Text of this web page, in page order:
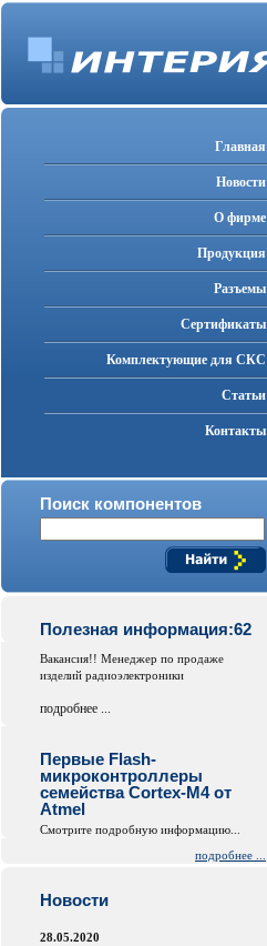
Главная
Новости
О фирме
Продукция
Разъемы
Cертификаты
Комплектующие для СКС
Статьи
Контакты
Поиск компонентов
Полезная информация:62
Вакансия!! Менеджер по продаже
изделий радиоэлектроники
подробнее ...
Первые Flash-
микроконтроллеры
семейства Cortex-M4 от
Atmel
Смотрите подробную информацию...
подробнее ...
Новости
28.05.2020